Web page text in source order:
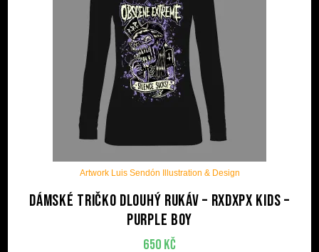
Artwork Luis Sendón Illustration & Design
Dámské tričko dlouhý rukáv – RxDxPx Kids –
Purple Boy
650 Kč